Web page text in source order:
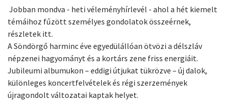
Jobban mondva - heti véleményhírlevél - ahol a hét kiemelt
témáihoz fűzött személyes gondolatok összeérnek,
részletek itt.
A Söndörgő harminc éve egyedülállóan ötvözi a délszláv
népzenei hagyományt és a kortárs zene friss energiáit.
Jubileumi albumukon – eddigi útjukat tükrözve – új dalok,
különleges koncertfelvételek és régi szerzemények
újragondolt változatai kaptak helyet.